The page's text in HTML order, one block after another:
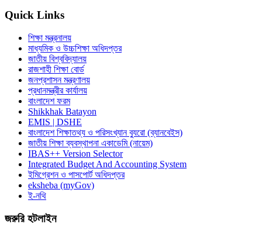
Quick Links
শিক্ষা মন্ত্রনালয়
মাধ্যমিক ও উচ্চশিক্ষা অধিদপ্তর
জাতীয় বিশ্ববিদ্যালয়
রাজশাহী শিক্ষা বোর্ড
জনপ্রশাসন মন্ত্রণালয়
প্রধানমন্ত্রীর কার্যালয়
বাংলাদেশ ফরম
Shikkhak Batayon
EMIS | DSHE
বাংলাদেশ শিক্ষাতথ্য ও পরিসংখ্যান ব্যুরো (ব্যানবেইস)
জাতীয় শিক্ষা ব্যবস্থাপনা একাডেমি (নায়েম)
IBAS++ Version Selector
Integrated Budget And Accounting System
ইমিগ্রেশন ও পাসপোর্ট অধিদপ্তর
eksheba (myGov)
ই-নথি
জরুরি হটলাইন